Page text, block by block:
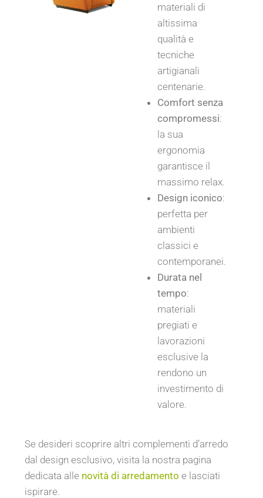
materiali di
altissima
qualità e
tecniche
artigianali
centenarie.
Comfort senza
compromessi:
la sua
ergonomia
garantisce il
massimo relax.
Design iconico:
perfetta per
ambienti
classici e
contemporanei.
Durata nel
tempo:
materiali
pregiati e
lavorazioni
esclusive la
rendono un
investimento di
valore.
Se desideri scoprire altri complementi d’arredo
dal design esclusivo, visita la nostra pagina
dedicata alle novità di arredamento e lasciati
ispirare.